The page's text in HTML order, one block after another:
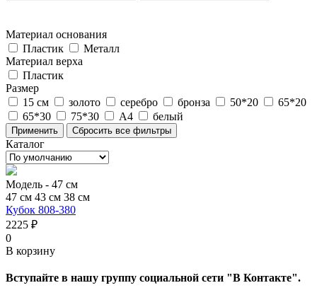
Материал основания
Пластик
Металл
Материал верха
Пластик
Размер
15 см
золото серебро бронза 50*20
65*20
65*30
75*30 А4 белый
Каталог
Модель - 47 см
47 см 43 см 38 см
Кубок 808-380
2225 ₽
0
В корзину
Вступайте в нашу группу социальной сети "В Контакте".